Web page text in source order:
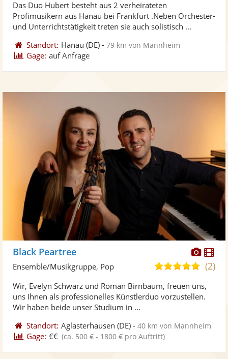
Das Duo Hubert besteht aus 2 verheirateten
Profimusikern aus Hanau bei Frankfurt .Neben Orchester-
und Unterrichtstätigkeit treten sie auch solistisch ...
Standort: Hanau (DE) -79 km von Mannheim
Gage: auf Anfrage
Fotos
Black Peartree
5,0
5
(2)
Ensemble/Musikgruppe, Pop
Wir, Evelyn Schwarz und Roman Birnbaum, freuen uns,
uns Ihnen als professionelles Künstlerduo vorzustellen.
Wir haben beide unser Studium in ...
Standort: Aglasterhausen (DE) -40 km von Mannheim
Gage: €€ (ca. 500 € - 1800 € pro Auftritt)